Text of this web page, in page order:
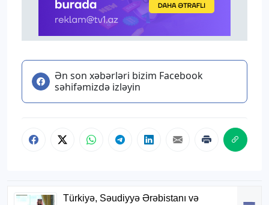
Ən son xəbərləri bizim Facebook
səhifəmizdə izləyin